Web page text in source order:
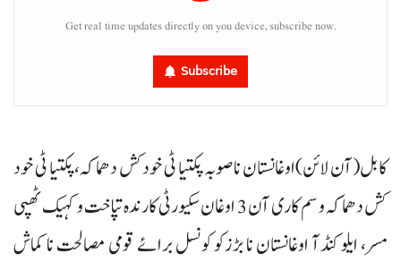
Get real time updates directly on you device, subscribe now.
Subscribe
کابل(آن لائن)اوغانستان نا صوبہ پکتیا ٹی خودکش دھماکہ، پکتیا ٹی خود
کش دھماکہ و سم کاری آن 3 اوغان سکیورٹی کارندہ تپاخت و کہیک ٹھپی
مسر، ایلو کنڈآ اوغانستان نا بڑزکو کونسل برائے قومی مصالحت نا کماش